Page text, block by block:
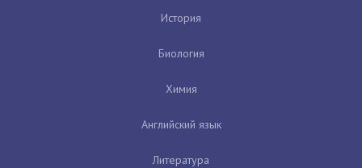
История
Биология
Химия
Английский язык
Литература